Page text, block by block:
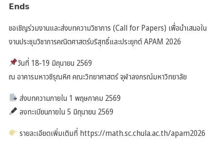
𝗘𝗻𝗱𝘀
ขอเชิญร่วมงานและส่งบทความวิชาการ (Call for Papers) เพื่อนำเสนอใน
งานประชุมวิชาการคณิตศาสตร์บริสุทธิ์และประยุกต์ APAM 2026
วันที่ 18-19 มิถุนายน 2569
ณ อาคารมหาวชิรุณหิศ คณะวิทยาศาสตร์ จุฬาลงกรณ์มหาวิทยาลัย
ส่งบทความภายใน 1 พฤษภาคม 2569
ลงทะเบียนภายใน 5 มิถุนายน 2569
รายละเอียดเพิ่มเติมที่ https://math.sc.chula.ac.th/apam2026